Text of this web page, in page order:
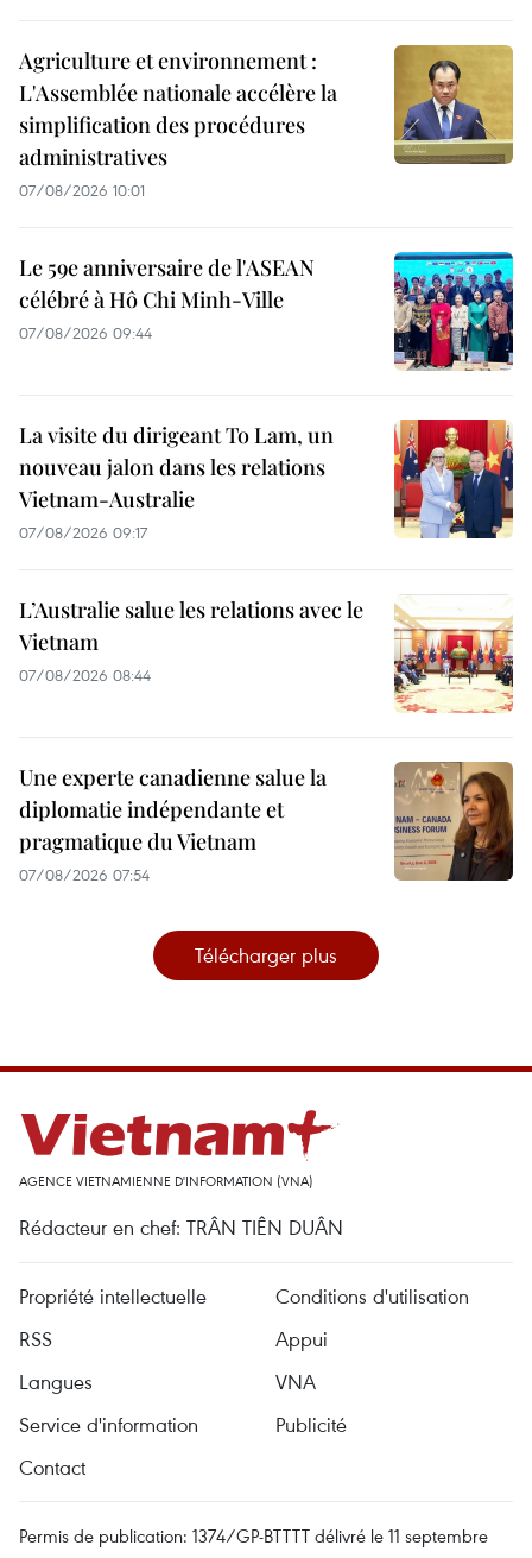
Agriculture et environnement :
L'Assemblée nationale accélère la
simplification des procédures
administratives
07/08/2026 10:01
Le 59e anniversaire de l'ASEAN
célébré à Hô Chi Minh-Ville
07/08/2026 09:44
La visite du dirigeant To Lam, un
nouveau jalon dans les relations
Vietnam-Australie
07/08/2026 09:17
L’Australie salue les relations avec le
Vietnam
07/08/2026 08:44
Une experte canadienne salue la
diplomatie indépendante et
pragmatique du Vietnam
07/08/2026 07:54
Télécharger plus
AGENCE VIETNAMIENNE D'INFORMATION (VNA)
Rédacteur en chef: TRÂN TIÊN DUÂN
Propriété intellectuelle
Conditions d'utilisation
RSS
Appui
Langues
VNA
Service d'information
Publicité
Contact
Permis de publication: 1374/GP-BTTTT délivré le 11 septembre